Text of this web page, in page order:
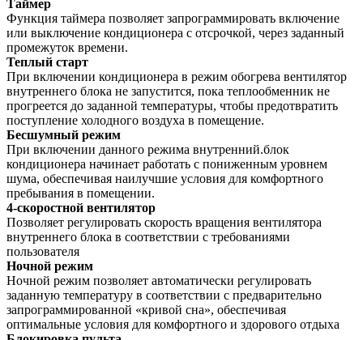
Таймер
Функция таймера позволяет запрограммировать включение
или выключение кондиционера с отсрочкой, через заданный
промежуток времени.
Теплый старт
При включении кондиционера в режим обогрева вентилятор
внутреннего блока не запустится, пока теплообменник не
прогреется до заданной температуры, чтобы предотвратить
поступление холодного воздуха в помещение.
Бесшумный режим
При включении данного режима внутренний.блок
кондиционера начинает работать с пониженным уровнем
шума, обеспечивая наилучшие условия для комфортного
пребывания в помещении.
4-скоростной вентилятор
Позволяет регулировать скорость вращения вентилятора
внутреннего блока в соответствии с требованиями
пользователя
Ночной режим
Ночной режим позволяет автоматически регулировать
заданную температуру в соответствии с предварительно
запрограммированной «кривой сна», обеспечивая
оптимальные условия для комфортного и здорового отдыха